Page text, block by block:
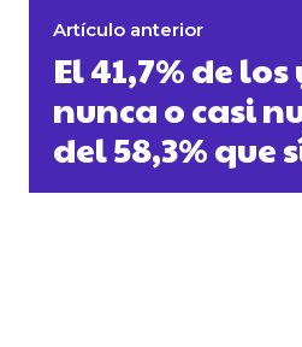
Artículo anterior
El 41,7% de
nunca o casi
del 58,3% que